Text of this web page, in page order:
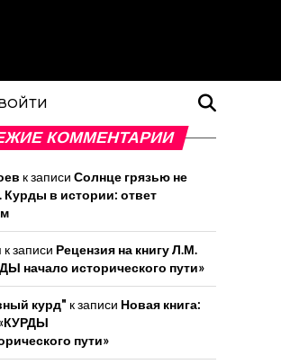
КОММЕНТАРИИ
к записи Солнце грязью не
Курды в истории: ответ
к записи Рецензия на книгу Л.М.
начало исторического пути»
курд" к записи Новая книга:
пути»